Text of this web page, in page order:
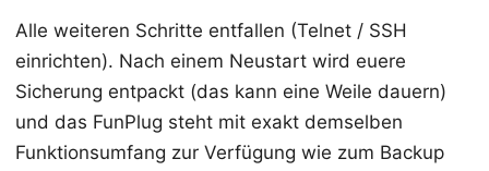
Alle weiteren Schritte entfallen (Telnet / SSH
einrichten). Nach einem Neustart wird euere
Sicherung entpackt (das kann eine Weile dauern)
und das FunPlug steht mit exakt demselben
Funktionsumfang zur Verfügung wie zum Backup